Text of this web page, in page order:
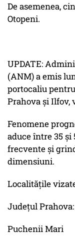
De asemenea,
Otopeni.
UPDATE:
(ANM) a emis
portocaliu
Prahova și Ilfov,
Fenomene
aduce între 35
frecvente și
dimensiuni.
Localitățile
Județul Prahova:
Puchenii Mari